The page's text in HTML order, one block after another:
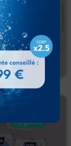
qui ont une
Hygiène